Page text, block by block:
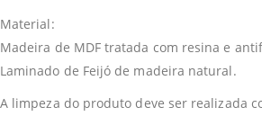
Material:
Madeira de MDF tratada com resina e
Laminado de Feijó de madeira natural.
A limpeza do produto deve ser realizada